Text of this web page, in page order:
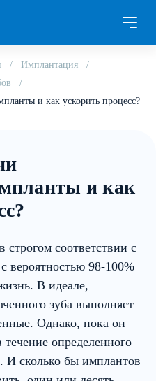
Имплантация
и как ускорить процесс?
и как
соответствии с
вероятностью 98-100%
В идеале,
зуба выполняет
Однако, пока он
определенного
И сколько бы имплантов